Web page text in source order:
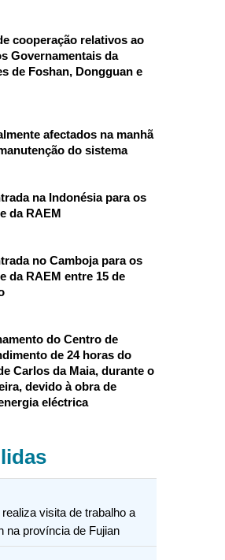
cooperação relativos ao
Governamentais da
de Foshan, Dongguan e
afectados na manhã
do sistema
na Indonésia para os
da RAEM
no Camboja para os
da RAEM entre 15 de
do Centro de
de 24 horas do
Carlos da Maia, durante o
devido à obra de
eléctrica
visita de trabalho a
na província de Fujian